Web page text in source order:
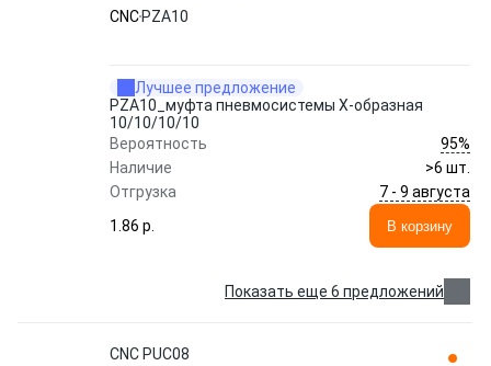
CNC PZA10
Лучшее предложение
PZA10_муфта пневмосистемы Х-образная
10/10/10/10
Вероятность
95%
Наличие
>6 шт.
Отгрузка
7 - 9 августа
1.86 p.
В корзину
Показать еще 6 предложений
CNC PUC08